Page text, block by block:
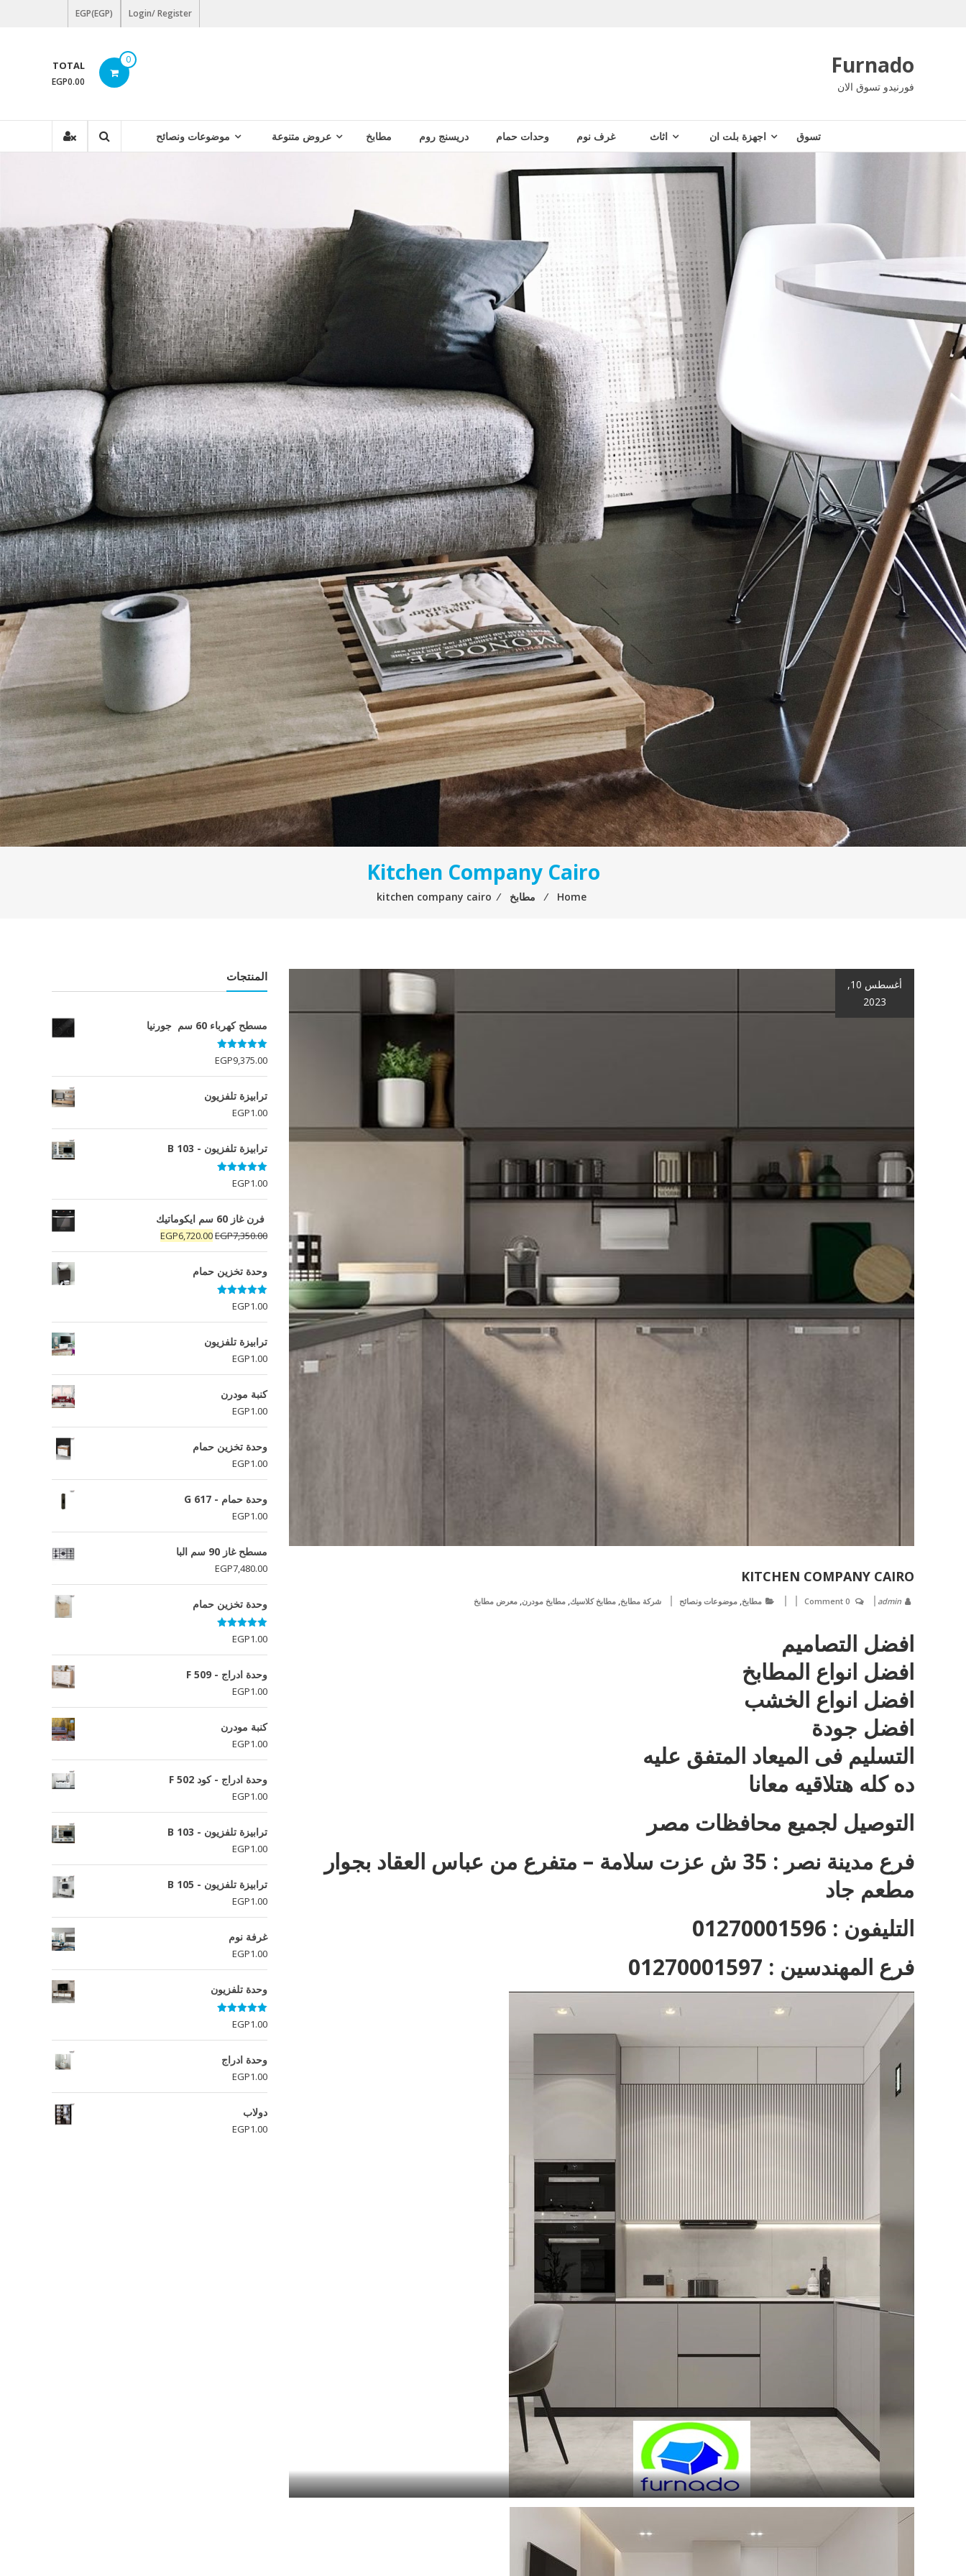
Login/ Register
EGP(EGP)
Furnado
فورنيدو تسوق الان
0
TOTAL
EGP0.00
تسوق اجهزة بلت ان اثاث غرف نوم وحدات حمام دريسنج روم مطابخ عروض متنوعة موضوعات ونصائح
Kitchen Company Cairo
Home
⁄ مطابخ ⁄
kitchen company cairo
أغسطس 10,
2023
KITCHEN COMPANY CAIRO
admin
0 Comment مطابخ, موضوعات ونصائح شركة مطابخ, مطابخ كلاسيك, مطابخ مودرن, معرض مطابخ
افضل التصاميم
افضل انواع المطابخ
افضل انواع الخشب
افضل جودة
التسليم فى الميعاد المتفق عليه
ده كله هتلاقيه معانا
التوصيل لجميع محافظات مصر
فرع مدينة نصر : 35 ش عزت سلامة – متفرع من عباس العقاد بجوار
مطعم جاد
التليفون : 01270001596
فرع المهندسين : 01270001597
المنتجات
مسطح كهرباء 60 سم جورنيا
تم التقييم
5.00 من 5EGP9,375.00
ترابيزة تلفزيون
EGP1.00
ترابيزة تلفزيون - B 103
تم التقييم
5.00
من 5
EGP1.00
فرن غاز 60 سم ايكوماتيك
EGP7,350.00
السعر
الأصلي
هو:
EGP6,720.00
السعر
الحالي
وحدة تخزين حمام
تم التقييم
5.00
من 5
EGP1.00
ترابيزة تلفزيون
EGP1.00
كنبة مودرن
EGP1.00
وحدة تخزين حمام
EGP1.00
وحدة حمام - G 617
EGP1.00
مسطح غاز 90 سم البا
EGP7,480.00
وحدة تخزين حمام
تم التقييم
5.00
من 5
EGP1.00
وحدة ادراج - F 509
EGP1.00
كنبة مودرن
EGP1.00
وحدة ادراج - كود F 502
EGP1.00
ترابيزة تلفزيون - B 103
EGP1.00
ترابيزة تلفزيون - B 105
EGP1.00
غرفة نوم
EGP1.00
وحدة تلفزيون
تم التقييم
5.00
من 5
EGP1.00
وحدة ادراج
EGP1.00
دولاب
EGP1.00